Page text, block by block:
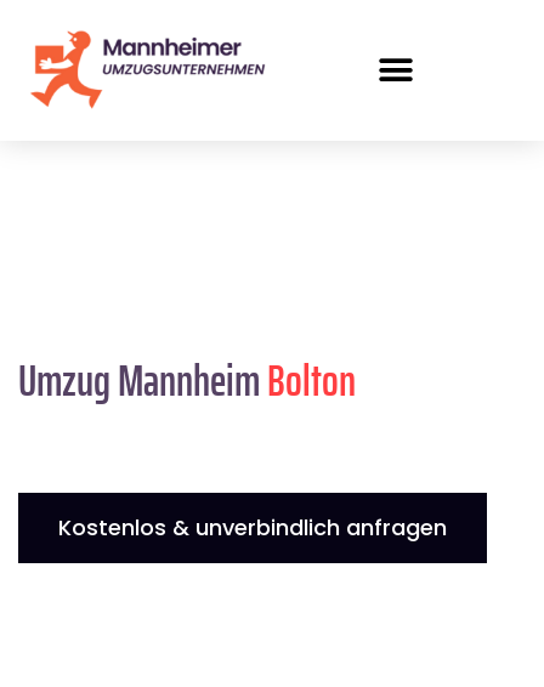
Umzug MannheimBolton
Kostenlos & unverbindlich anfragen